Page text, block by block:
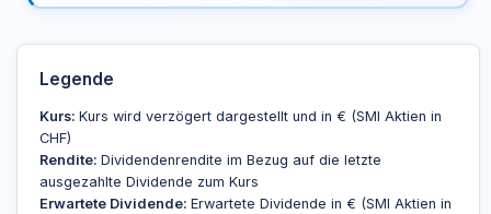
Legende
Kurs: Kurs wird verzögert dargestellt und in € (SMI Aktien in
CHF)
Rendite: Dividendenrendite im Bezug auf die letzte
ausgezahlte Dividende zum Kurs
Erwartete Dividende: Erwartete Dividende in € (SMI Aktien in